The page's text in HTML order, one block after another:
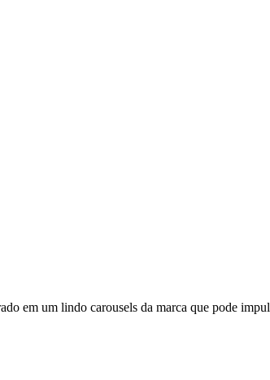
em um lindo carousels da marca que pode